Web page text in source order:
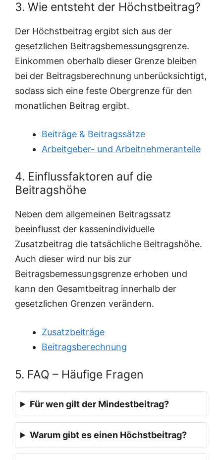
3. Wie entsteht der Höchstbeitrag?
Der Höchstbeitrag ergibt sich aus der
gesetzlichen Beitragsbemessungsgrenze.
Einkommen oberhalb dieser Grenze bleiben
bei der Beitragsberechnung unberücksichtigt,
sodass sich eine feste Obergrenze für den
monatlichen Beitrag ergibt.
Beiträge & Beitragssätze
Arbeitgeber- und Arbeitnehmeranteile
4. Einflussfaktoren auf die
Beitragshöhe
Neben dem allgemeinen Beitragssatz
beeinflusst der kassenindividuelle
Zusatzbeitrag die tatsächliche Beitragshöhe.
Auch dieser wird nur bis zur
Beitragsbemessungsgrenze erhoben und
kann den Gesamtbeitrag innerhalb der
gesetzlichen Grenzen verändern.
Zusatzbeiträge
Beitragsberechnung
5. FAQ – Häufige Fragen
Für wen gilt der Mindestbeitrag?
Warum gibt es einen Höchstbeitrag?